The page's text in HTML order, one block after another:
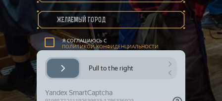
ПОЛИТИКА КОНФИДЕНЦИАЛЬНОСТИ
Я СОГЛАШАЮСЬ С
ПОЛИТИКОЙ КОНФИДЕНЦИАЛЬНОСТИ